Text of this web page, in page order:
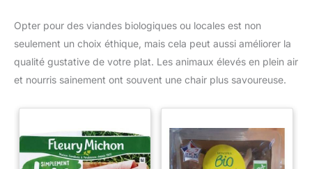
Opter pour des viandes biologiques ou locales est non
seulement un choix éthique, mais cela peut aussi améliorer la
qualité gustative de votre plat. Les animaux élevés en plein air
et nourris sainement ont souvent une chair plus savoureuse.